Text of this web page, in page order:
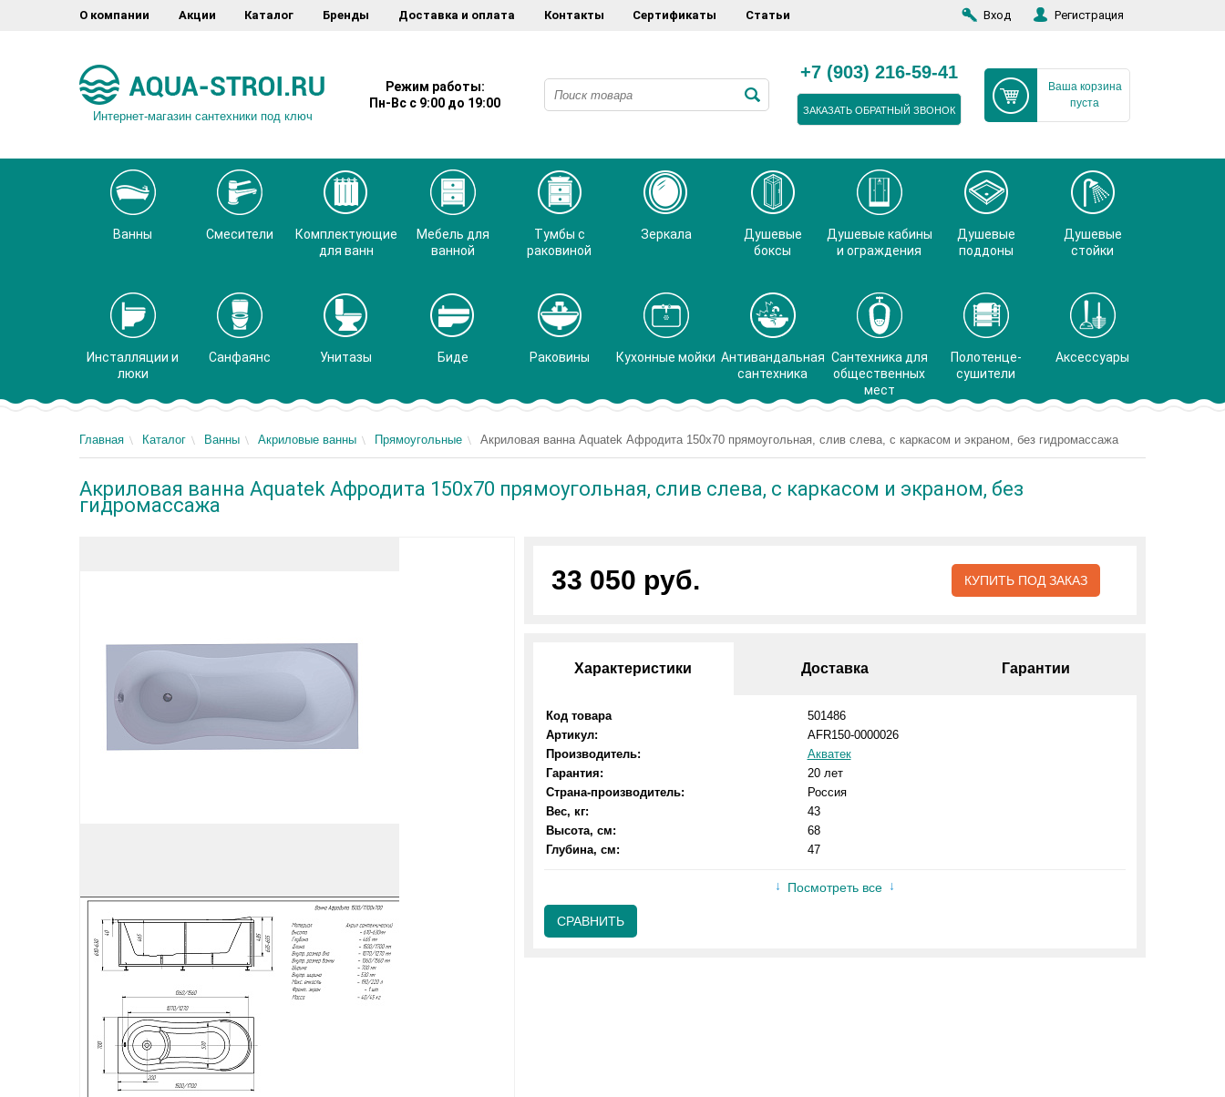
О компании Акции Каталог Бренды Доставка и оплата Контакты Сертификаты Статьи Вход Регистрация
Интернет-магазин сантехники под ключ
Режим работы:
Пн-Вс с 9:00 до 19:00
+7 (903) 216-59-41
ЗАКАЗАТЬ ОБРАТНЫЙ ЗВОНОК
Ваша корзина
пуста
Ванны Смесители
Комплектующие
для ванн
Мебель для
ванной
Тумбы с
раковиной
Зеркала
Душевые
боксы
Душевые кабины
и ограждения
Душевые
поддоны
Душевые
стойки
Инсталляции и
люки
Санфаянс Унитазы Биде Раковины Кухонные мойки Антивандальная
сантехника
Сантехника для
общественных
мест
Полотенце-
сушители
Аксессуары
Главная Каталог Ванны Акриловые ванны Прямоугольные Акриловая ванна Aquatek Афродита 150x70 прямоугольная, слив слева, с каркасом и экраном, без гидромассажа
Акриловая ванна Aquatek Афродита 150x70 прямоугольная, слив слева, с каркасом и экраном, без
гидромассажа
33 050 руб. КУПИТЬ ПОД ЗАКАЗ
Характеристики Доставка Гарантии
Код товара
501486
Артикул:
AFR150-0000026
Производитель:
Акватек
Гарантия:
20 лет
Страна-производитель:
Россия
Вес, кг:
43
Высота, см:
68
Глубина, см:
47
Посмотреть все
СРАВНИТЬ